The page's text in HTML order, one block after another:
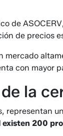
de
de precios
mercado
con mayor
la
representan
existen 200